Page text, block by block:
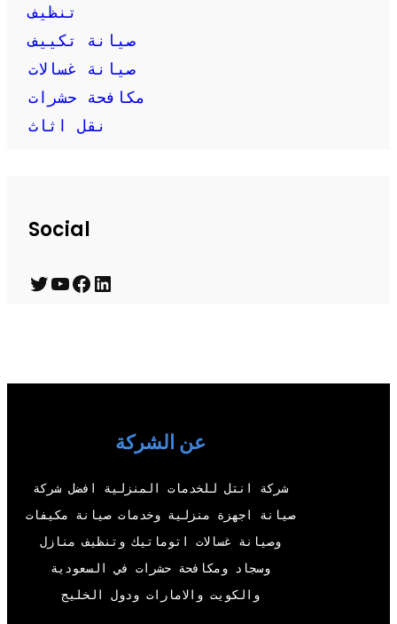
تنظيف
صيانة تكييف
صيانة غسالات
مكافحة حشرات
نقل اثاث
Social
T
t
Y
T
F
e
k
L
k
n
عن الشركة
شركة انتل للخدمات المنزلية افضل شركة
صيانة اجهزة منزلية وخدمات صيانة مكيفات
وصيانة غسالات اتوماتيك وتنظيف منازل
وسجاد ومكافحة حشرات في السعودية
والكويت والامارات ودول الخليج